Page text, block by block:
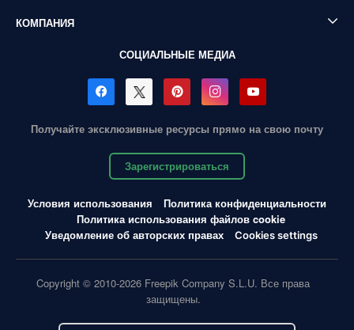
КОМПАНИЯ
СОЦИАЛЬНЫЕ МЕДИА
Получайте эксклюзивные ресурсы прямо на свою почту
Зарегистрироваться
Условия использования
Политика конфиденциальности
Политика использования файлов cookie
Уведомление об авторских правах
Cookies settings
Copyright © 2010-2026 Freepik Company S.L.U. Все права
защищены.